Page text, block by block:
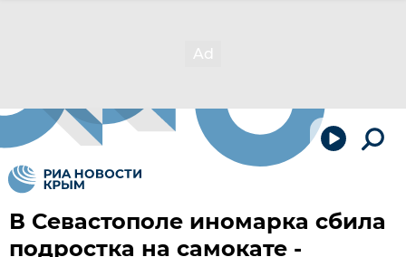
В Севастополе иномарка сбила
подростка на самокате -